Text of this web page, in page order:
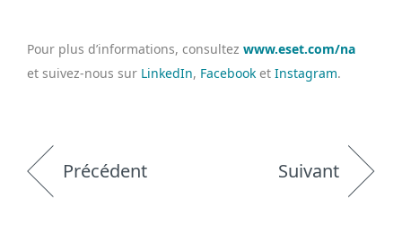
Pour plus d’informations, consultez www.eset.com/na
et suivez-nous sur LinkedIn, Facebook et Instagram.
Précédent Suivant